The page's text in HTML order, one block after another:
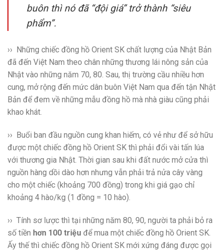
buôn thì nó đã “đội giá” trở thành “siêu
phẩm”.
›› Những chiếc đồng hồ Orient SK chất lượng của Nhật Bản
đã đến Việt Nam theo chân những thương lái nông sản của
Nhật vào những năm 70, 80. Sau, thị trường cầu nhiều hơn
cung, mở rộng đến mức dân buôn Việt Nam qua đến tận Nhật
Bản để đem về những mẫu đồng hồ mà nhà giàu cũng phải
khao khát.
›› Buổi ban đầu nguồn cung khan hiếm, có vẻ như để sở hữu
được một chiếc đồng hồ Orient SK thì phải đổi vài tấn lúa
với thương gia Nhật. Thời gian sau khi đất nước mở cửa thì
nguồn hàng dồi dào hơn nhưng vẫn phải trả nửa cây vàng
cho một chiếc (khoảng 700 đồng) trong khi giá gạo chỉ
khoảng 4 hào/kg (1 đồng = 10 hào).
›› Tính sơ lược thì tại những năm 80, 90, người ta phải bỏ ra
số tiền hơn 100 triệu để mua một chiếc đồng hồ Orient SK.
Ấy thế thì chiếc đồng hồ Orient SK mới xứng đáng được gọi